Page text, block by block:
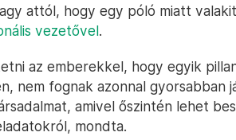
attól, hogy egy póló miatt
vezetővel.
az emberekkel, hogy egyik
nem fognak azonnal
amivel őszintén lehet
mondta.